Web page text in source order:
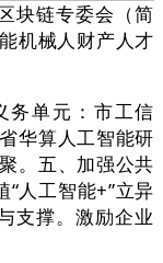
块链专委会（简
机械人财产人才
单元：市工信
华算人工智能研
。五、加强公共
人工智能+”立异
支撑。激励企业